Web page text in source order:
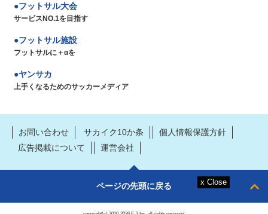
フットサル大会
サービスNO.1を目指す
フットサル施設
フットサルに＋αを
ヤンサカ
上手くなるためのサッカーメディア
お問い合わせ サカイク10か条
個人情報保護方針
広告掲載について
運営会社
ページの先頭に戻る